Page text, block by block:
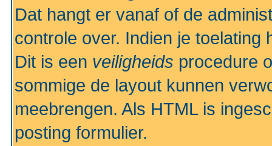
Dat hangt er vanaf of de
controle over. Indien je
Dit is een veiligheids procedure
sommige de layout kunnen
meebrengen. Als HTML is
posting formulier.